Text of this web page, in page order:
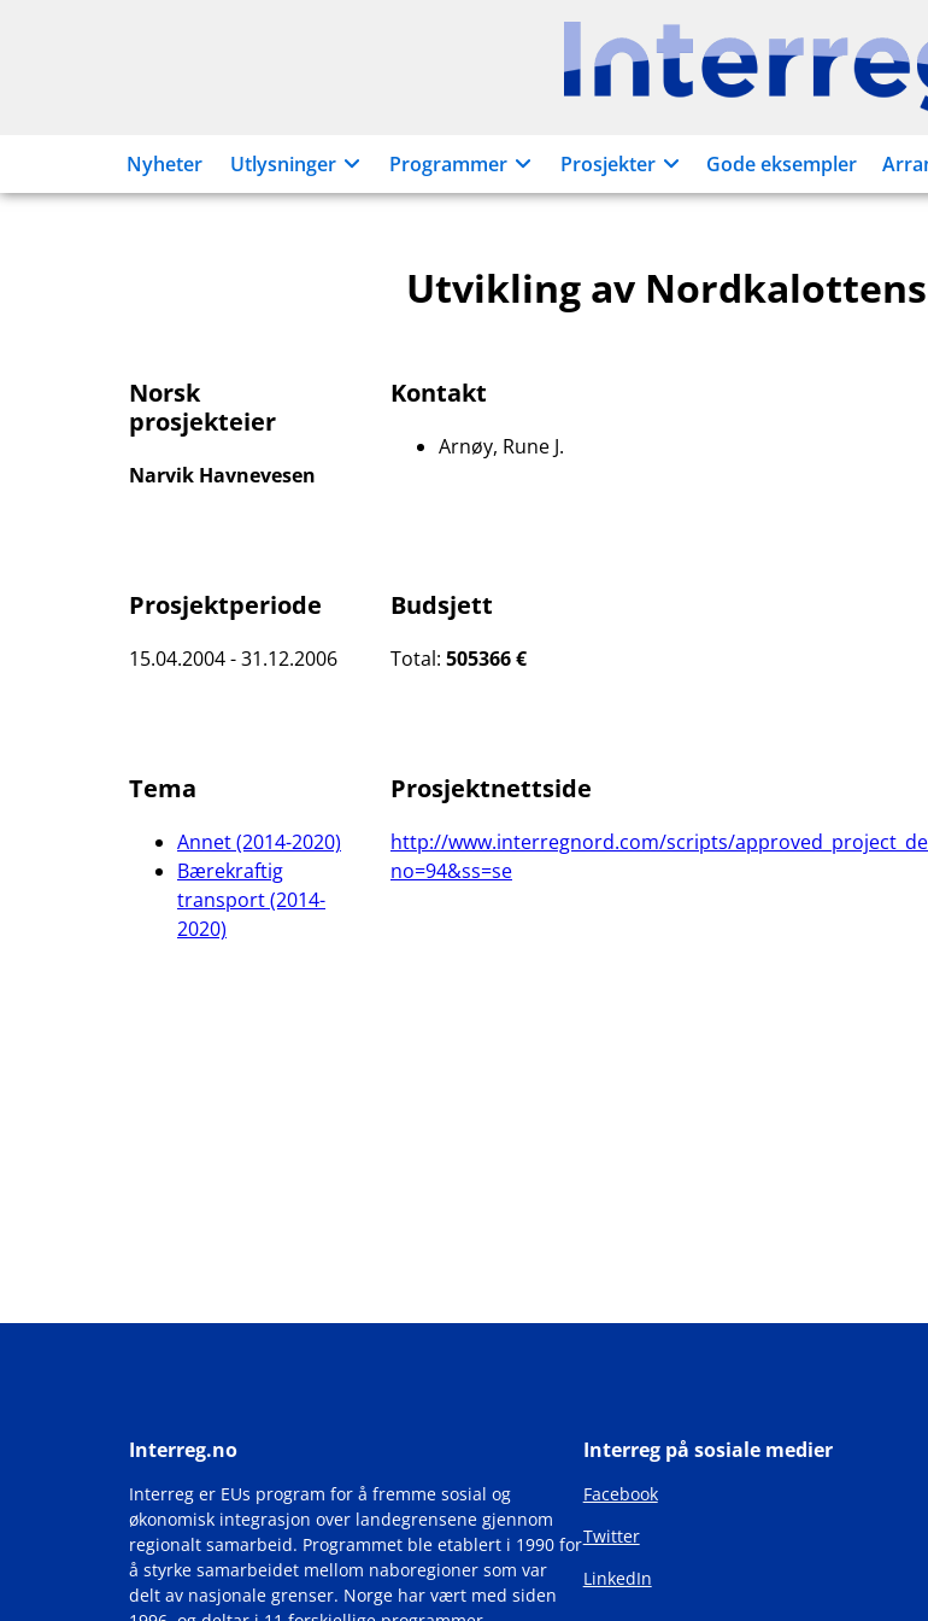
Interreg.no
Nyheter Utlysninger Programmer Prosjekter Gode eksempler
Utvikling av
Norsk
prosjekteier
Narvik Havnevesen
Kontakt
Arnøy, Rune J.
Prosjektperiode
15.04.2004 - 31.12.2006
Budsjett
Total: 505366 €
Tema
Annet (2014-2020)
Bærekraftig
transport (2014-
2020)
Prosjektnettside
http://www.interregnord.com/scripts/
no=94&ss=se
Interreg.no
Interreg er EUs program for å fremme sosial og
økonomisk integrasjon over landegrensene gjennom
regionalt samarbeid. Programmet ble etablert i 1990 for
å styrke samarbeidet mellom naboregioner som var
delt av nasjonale grenser. Norge har vært med siden
Interreg på sosiale medier
Facebook
Twitter
LinkedIn